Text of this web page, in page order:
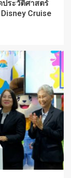
ประวัติศาสตร์
Cruise